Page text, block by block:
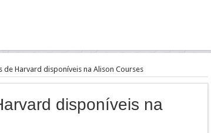
de Harvard disponíveis na Alison Courses
disponíveis na